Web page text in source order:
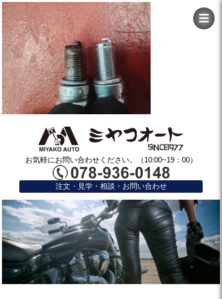
お気軽にお問い合わせください。（10:00~19：00）
注文・見学・相談・お問い合わせ